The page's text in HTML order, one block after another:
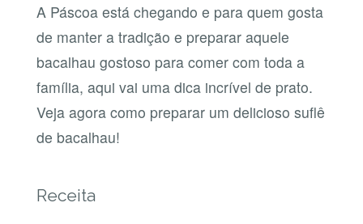
A Páscoa está chegando e para quem gosta
de manter a tradição e preparar aquele
bacalhau gostoso para comer com toda a
família, aqui vai uma dica incrível de prato.
Veja agora como preparar um delicioso suflê
de bacalhau!
Receita